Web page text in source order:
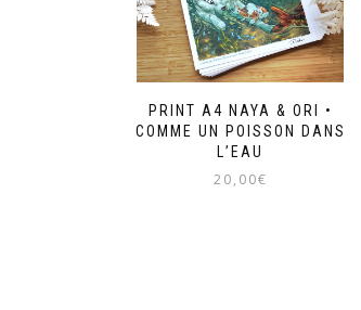
PRINT A4 NAYA & ORI •
COMME UN POISSON DANS
L’EAU
20,00€